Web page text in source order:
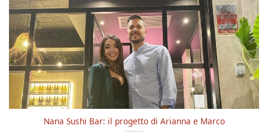
Nana Sushi Bar: il progetto di Arianna e Marco